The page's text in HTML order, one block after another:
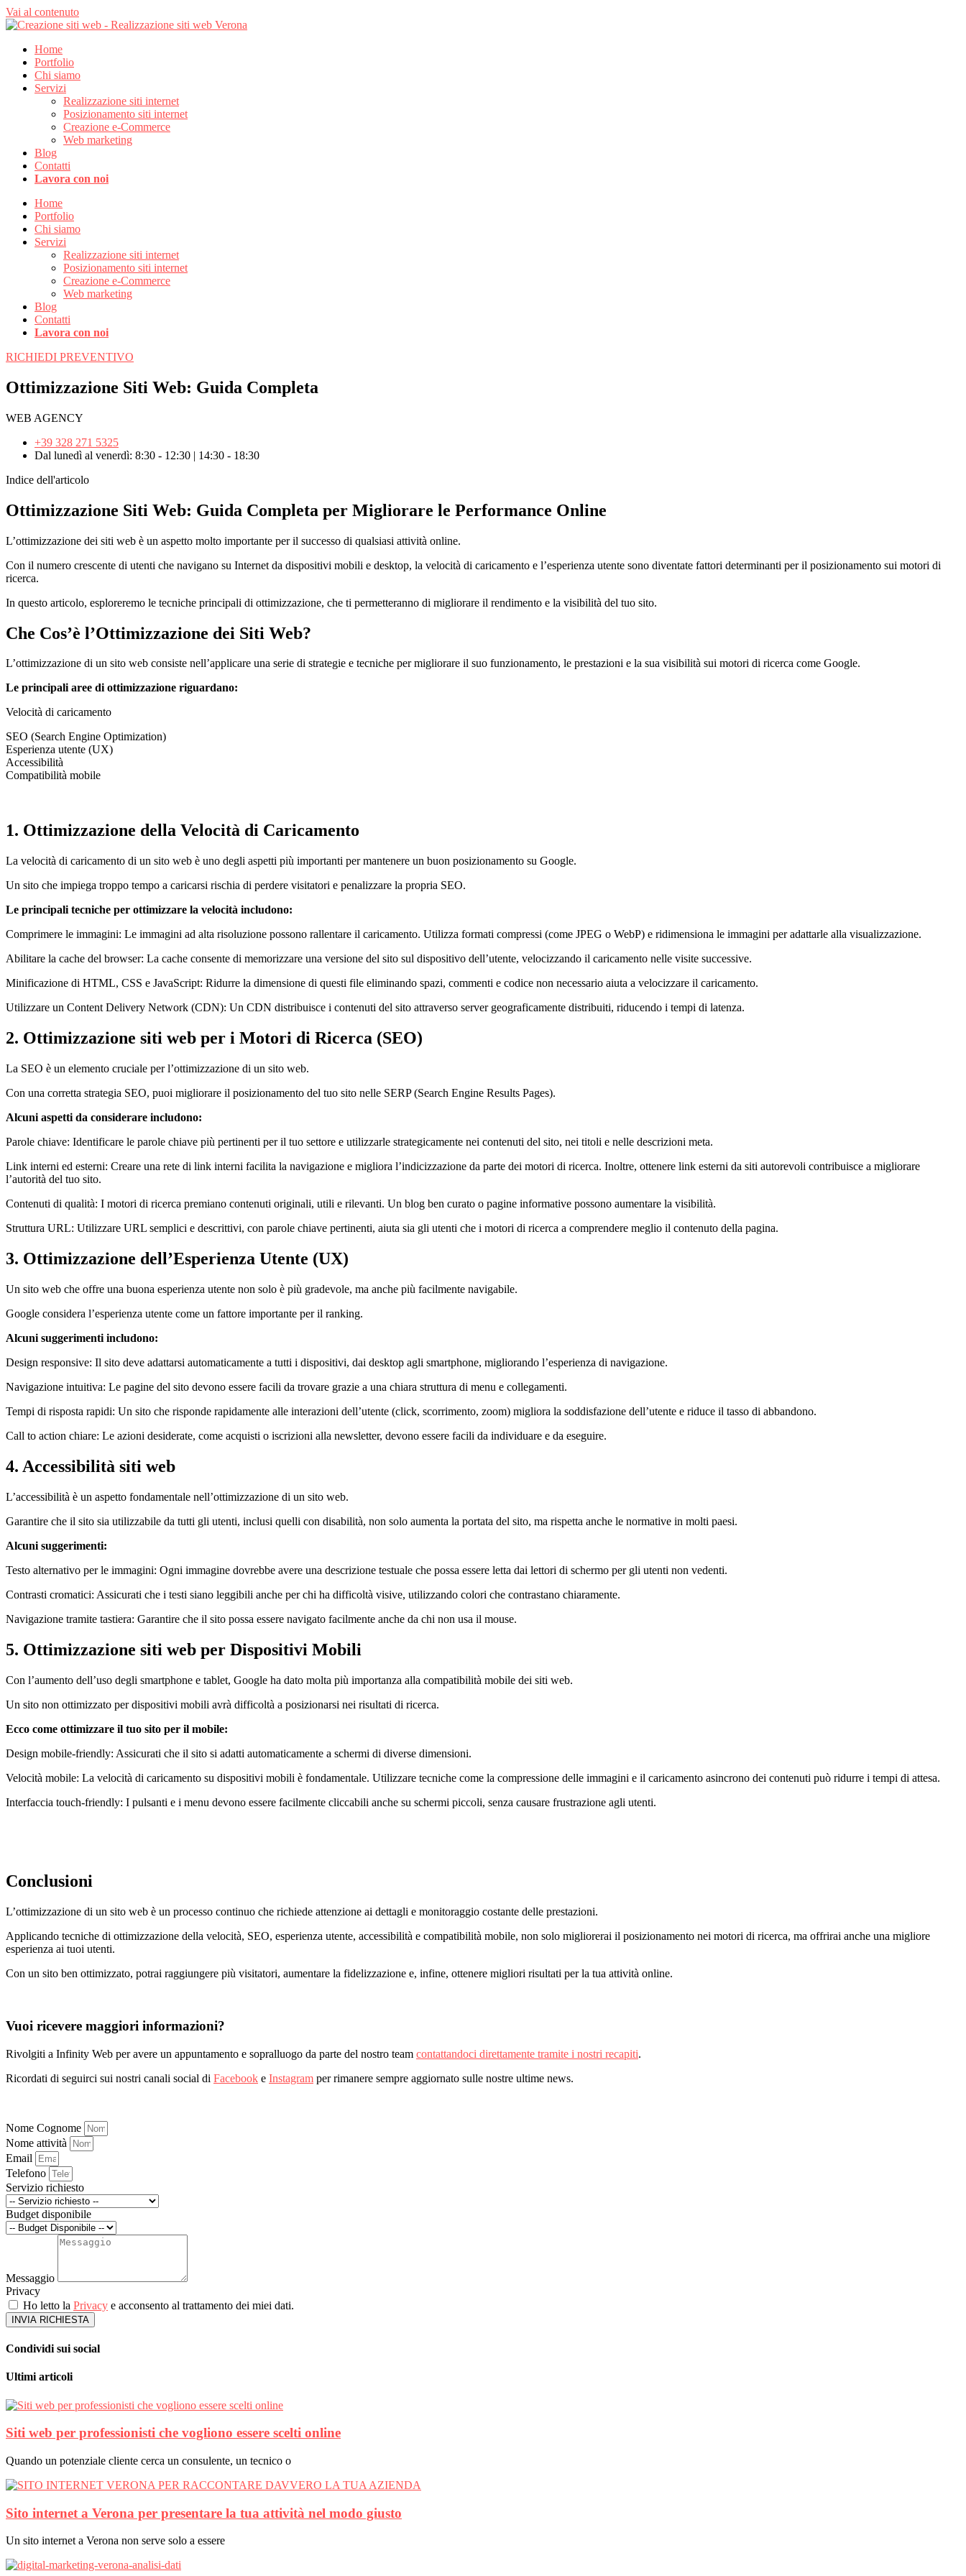
Vai al contenuto
Home
Portfolio
Chi siamo
Servizi
Realizzazione siti internet
Posizionamento siti internet
Creazione e-Commerce
Web marketing
Blog
Contatti
Lavora con noi
Home
Portfolio
Chi siamo
Servizi
Realizzazione siti internet
Posizionamento siti internet
Creazione e-Commerce
Web marketing
Blog
Contatti
Lavora con noi
RICHIEDI PREVENTIVO
Ottimizzazione Siti Web: Guida Completa
WEB AGENCY
+39 328 271 5325
Dal lunedì al venerdì: 8:30 - 12:30 | 14:30 - 18:30
Indice dell'articolo
Ottimizzazione Siti Web: Guida Completa per Migliorare le Performance Online
L’ottimizzazione dei siti web è un aspetto molto importante per il successo di qualsiasi attività online.
Con il numero crescente di utenti che navigano su Internet da dispositivi mobili e desktop, la velocità di caricamento e l’esperienza utente sono diventate fattori determinanti per il posizionamento sui motori di
ricerca.
In questo articolo, esploreremo le tecniche principali di ottimizzazione, che ti permetteranno di migliorare il rendimento e la visibilità del tuo sito.
Che Cos’è l’Ottimizzazione dei Siti Web?
L’ottimizzazione di un sito web consiste nell’applicare una serie di strategie e tecniche per migliorare il suo funzionamento, le prestazioni e la sua visibilità sui motori di ricerca come Google.
Le principali aree di ottimizzazione riguardano:
Velocità di caricamento
SEO (Search Engine Optimization)
Esperienza utente (UX)
Accessibilità
Compatibilità mobile
1. Ottimizzazione della Velocità di Caricamento
La velocità di caricamento di un sito web è uno degli aspetti più importanti per mantenere un buon posizionamento su Google.
Un sito che impiega troppo tempo a caricarsi rischia di perdere visitatori e penalizzare la propria SEO.
Le principali tecniche per ottimizzare la velocità includono:
Comprimere le immagini: Le immagini ad alta risoluzione possono rallentare il caricamento. Utilizza formati compressi (come JPEG o WebP) e ridimensiona le immagini per adattarle alla visualizzazione.
Abilitare la cache del browser: La cache consente di memorizzare una versione del sito sul dispositivo dell’utente, velocizzando il caricamento nelle visite successive.
Minificazione di HTML, CSS e JavaScript: Ridurre la dimensione di questi file eliminando spazi, commenti e codice non necessario aiuta a velocizzare il caricamento.
Utilizzare un Content Delivery Network (CDN): Un CDN distribuisce i contenuti del sito attraverso server geograficamente distribuiti, riducendo i tempi di latenza.
2. Ottimizzazione siti web per i Motori di Ricerca (SEO)
La SEO è un elemento cruciale per l’ottimizzazione di un sito web.
Con una corretta strategia SEO, puoi migliorare il posizionamento del tuo sito nelle SERP (Search Engine Results Pages).
Alcuni aspetti da considerare includono:
Parole chiave: Identificare le parole chiave più pertinenti per il tuo settore e utilizzarle strategicamente nei contenuti del sito, nei titoli e nelle descrizioni meta.
Link interni ed esterni: Creare una rete di link interni facilita la navigazione e migliora l’indicizzazione da parte dei motori di ricerca. Inoltre, ottenere link esterni da siti autorevoli contribuisce a migliorare
l’autorità del tuo sito.
Contenuti di qualità: I motori di ricerca premiano contenuti originali, utili e rilevanti. Un blog ben curato o pagine informative possono aumentare la visibilità.
Struttura URL: Utilizzare URL semplici e descrittivi, con parole chiave pertinenti, aiuta sia gli utenti che i motori di ricerca a comprendere meglio il contenuto della pagina.
3. Ottimizzazione dell’Esperienza Utente (UX)
Un sito web che offre una buona esperienza utente non solo è più gradevole, ma anche più facilmente navigabile.
Google considera l’esperienza utente come un fattore importante per il ranking.
Alcuni suggerimenti includono:
Design responsive: Il sito deve adattarsi automaticamente a tutti i dispositivi, dai desktop agli smartphone, migliorando l’esperienza di navigazione.
Navigazione intuitiva: Le pagine del sito devono essere facili da trovare grazie a una chiara struttura di menu e collegamenti.
Tempi di risposta rapidi: Un sito che risponde rapidamente alle interazioni dell’utente (click, scorrimento, zoom) migliora la soddisfazione dell’utente e riduce il tasso di abbandono.
Call to action chiare: Le azioni desiderate, come acquisti o iscrizioni alla newsletter, devono essere facili da individuare e da eseguire.
4. Accessibilità siti web
L’accessibilità è un aspetto fondamentale nell’ottimizzazione di un sito web.
Garantire che il sito sia utilizzabile da tutti gli utenti, inclusi quelli con disabilità, non solo aumenta la portata del sito, ma rispetta anche le normative in molti paesi.
Alcuni suggerimenti:
Testo alternativo per le immagini: Ogni immagine dovrebbe avere una descrizione testuale che possa essere letta dai lettori di schermo per gli utenti non vedenti.
Contrasti cromatici: Assicurati che i testi siano leggibili anche per chi ha difficoltà visive, utilizzando colori che contrastano chiaramente.
Navigazione tramite tastiera: Garantire che il sito possa essere navigato facilmente anche da chi non usa il mouse.
5. Ottimizzazione siti web per Dispositivi Mobili
Con l’aumento dell’uso degli smartphone e tablet, Google ha dato molta più importanza alla compatibilità mobile dei siti web.
Un sito non ottimizzato per dispositivi mobili avrà difficoltà a posizionarsi nei risultati di ricerca.
Ecco come ottimizzare il tuo sito per il mobile:
Design mobile-friendly: Assicurati che il sito si adatti automaticamente a schermi di diverse dimensioni.
Velocità mobile: La velocità di caricamento su dispositivi mobili è fondamentale. Utilizzare tecniche come la compressione delle immagini e il caricamento asincrono dei contenuti può ridurre i tempi di attesa.
Interfaccia touch-friendly: I pulsanti e i menu devono essere facilmente cliccabili anche su schermi piccoli, senza causare frustrazione agli utenti.
Conclusioni
L’ottimizzazione di un sito web è un processo continuo che richiede attenzione ai dettagli e monitoraggio costante delle prestazioni.
Applicando tecniche di ottimizzazione della velocità, SEO, esperienza utente, accessibilità e compatibilità mobile, non solo migliorerai il posizionamento nei motori di ricerca, ma offrirai anche una migliore
esperienza ai tuoi utenti.
Con un sito ben ottimizzato, potrai raggiungere più visitatori, aumentare la fidelizzazione e, infine, ottenere migliori risultati per la tua attività online.
Vuoi ricevere maggiori informazioni?
Rivolgiti a Infinity Web per avere un appuntamento e sopralluogo da parte del nostro team contattandoci direttamente tramite i nostri recapiti.
Ricordati di seguirci sui nostri canali social di Facebook e Instagram per rimanere sempre aggiornato sulle nostre ultime news.
Nome Cognome
Nome attività
Email
Telefono
Servizio richiesto
Budget disponibile
Messaggio
Privacy
Ho letto la Privacy e acconsento al trattamento dei miei dati.
INVIA RICHIESTA
Condividi sui social
Ultimi articoli
Siti web per professionisti che vogliono essere scelti online
Quando un potenziale cliente cerca un consulente, un tecnico o
Sito internet a Verona per presentare la tua attività nel modo giusto
Un sito internet a Verona non serve solo a essere